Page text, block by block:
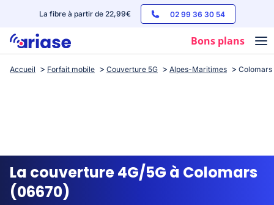
La fibre à partir de 22,99€ 02 99 36 30 54
Bons plans
Box internet
Streaming
Accueil Forfait mobile Couverture 5G Alpes-Maritimes Colomars
La couverture 4G/5G à Colomars
(06670)